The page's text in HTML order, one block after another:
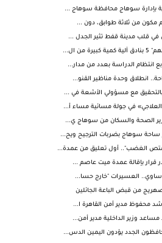
بإدارة سوهاج محافظة سوهاج ...
مكون من ثلاثة طوابق، دون ...
في قلب مدينة قفط تثير الجدل ...
انتظام الدراسة بعدد من مدار...
انطلاق وحدة مناظير القنو...
بالتحقيق مع مسؤولي الأشعة في ...
في جولة مسائية مساء أ...
الصحة والسكان من سوهاج ي...
الغضب".. أول تعليق من عمدة...
قرار بإقالة عمدة ميت عاصم ...
العسيرات "خارج حسا...
من قبض الباعة الجائلين
محفوظ مدير أمن القاهرة ا...
وزير الداخلية مدير أمن...
الجدد يؤدون اليمين الدس...